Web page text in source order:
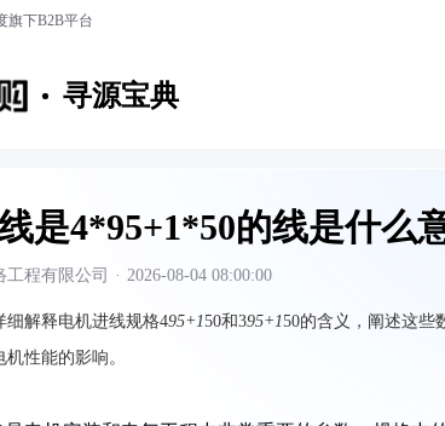
旗下B2B平台
寻源宝典
是4*95+1*50的线是什么
程有限公司 · 2026-08-04 08:00:00
细解释电机进线规格495+150和395+150的含义，阐述这些
性能的影响。